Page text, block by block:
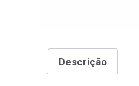
Descrição